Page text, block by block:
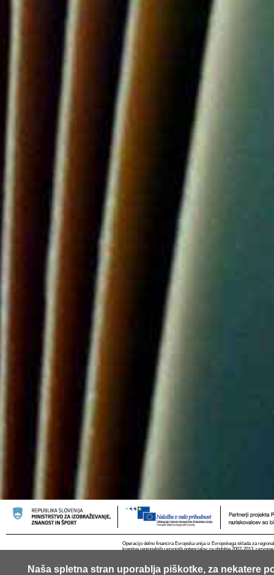
Naša spletna stran uporablja piškotke, za nekatere
Operacijo delno financira Evropska unija iz Evropskega sklada za
krepitve regionalnih razvojnih potencialov za obdobje 2007-2013,